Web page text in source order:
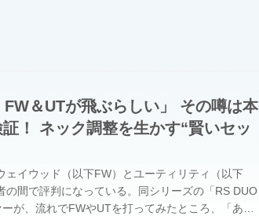
FW＆UTが飛ぶらしい」 その噂は本
！ ネック調整を生かす“賢いセッ
ェイウッド（以下FW）とユーティリティ（以下
の間で評判になっている。同シリーズの「RS DUO
が、流れでFWやUTを打ってみたところ、「あ